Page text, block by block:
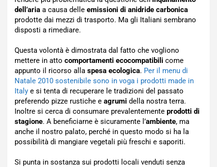
dell’aria a causa delle emissioni di anidride carbonica
prodotte dai mezzi di trasporto. Ma gli Italiani sembrano
disposti a rimediare.
Questa volontà è dimostrata dal fatto che vogliono
mettere in atto comportamenti ecocompatibili come
appunto il ricorso alla spesa ecologica. Per il menu di
Natale 2010 sostenibile sono in voga i prodotti made in
Italy e si tenta di recuperare le tradizioni del passato
preferendo pizze rustiche e agrumi della nostra terra.
Inoltre si cerca di consumare prevalentemente prodotti di
stagione. A beneficiarne è sicuramente l’ambiente, ma
anche il nostro palato, perché in questo modo si ha la
possibilità di mangiare vegetali più freschi e saporiti.
Si punta in sostanza sui prodotti locali venduti senza